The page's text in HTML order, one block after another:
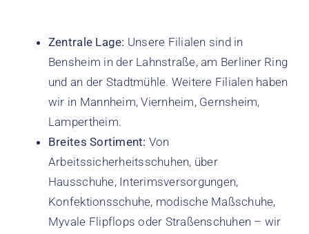
Zentrale Lage: Unsere Filialen sind in
Bensheim in der Lahnstraße, am Berliner Ring
und an der Stadtmühle. Weitere Filialen haben
wir in Mannheim, Viernheim, Gernsheim,
Lampertheim.
Breites Sortiment: Von
Arbeitssicherheitsschuhen, über
Hausschuhe, Interimsversorgungen,
Konfektionsschuhe, modische Maßschuhe,
Myvale Flipflops oder Straßenschuhen – wir